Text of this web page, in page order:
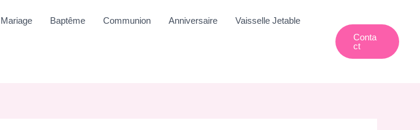
Mariage Baptême Communion Anniversaire Vaisselle Jetable
Conta
Ct